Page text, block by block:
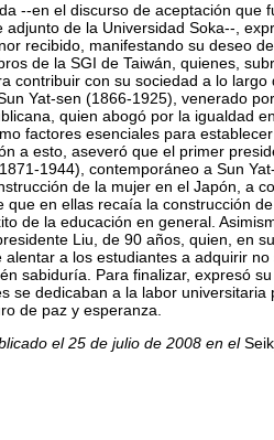
--en el discurso de aceptación que
adjunto de la Universidad Soka--,
recibido, manifestando su deseo
de la SGI de Taiwán, quienes,
contribuir con su sociedad a lo largo
Yat-sen (1866-1925), venerado
quien abogó por la igualdad
factores esenciales para
a esto, aseveró que el primer
1944), contemporáneo a Sun
de la mujer en el Japón, a
que en ellas recaía la construcción
de la educación en general.
Liu, de 90 años, quien, en
alentar a los estudiantes a adquirir
sabiduría. Para finalizar, expresó
se dedicaban a la labor universitaria
de paz y esperanza.
el 25 de julio de 2008 en el